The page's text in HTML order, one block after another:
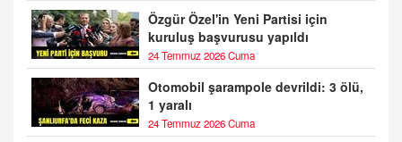
Özgür Özel'in Yeni Partisi için
kuruluş başvurusu yapıldı
24 Temmuz 2026 Cuma
Otomobil şarampole devrildi: 3 ölü,
1 yaralı
24 Temmuz 2026 Cuma